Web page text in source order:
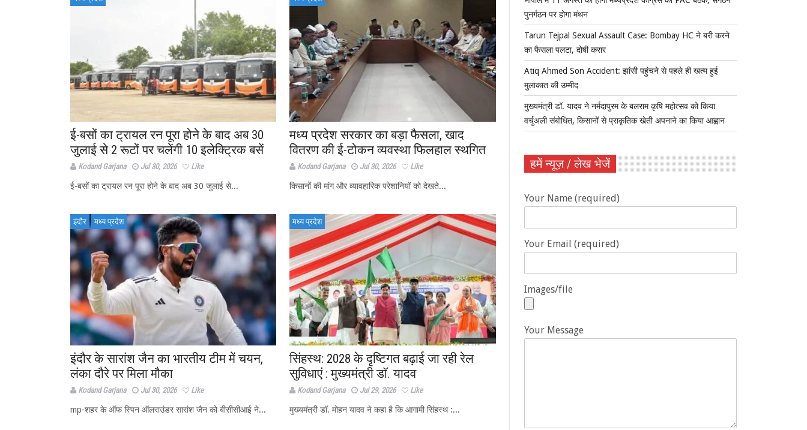
ई-बसों का ट्रायल रन पूरा होने के बाद अब 30
जुलाई से 2 रूटों पर चलेंगी 10 इलेक्ट्रिक बसें
Kodand Garjana Jul 30, 2026 Like
ई-बसों का ट्रायल रन पूरा होने के बाद अब 30 जुलाई से...
मध्य प्रदेश सरकार का बड़ा फैसला, खाद
वितरण की ई-टोकन व्यवस्था फिलहाल स्थगित
Kodand Garjana Jul 30, 2026 Like
किसानों की मांग और व्यावहारिक परेशानियों को देखते...
इंदौर मध्य प्रदेश
इंदौर के सारांश जैन का भारतीय टीम में चयन,
लंका दौरे पर मिला मौका
Kodand Garjana Jul 30, 2026 Like
mp-शहर के ऑफ स्पिन ऑलराउंडर सारांश जैन को बीसीसीआई ने...
मध्य प्रदेश
सिंहस्थ: 2028 के दृष्टिगत बढ़ाई जा रही रेल
सुविधाएं : मुख्यमंत्री डॉ. यादव
Kodand Garjana Jul 29, 2026 Like
मुख्यमंत्री डॉ. मोहन यादव ने कहा है कि आगामी सिंहस्थ :...
पुनर्गठन पर होगा मंथन
Tarun Tejpal Sexual Assault Case: Bombay HC ने बरी करने
का फैसला पलटा, दोषी करार
Atiq Ahmed Son Accident: झांसी पहुंचने से पहले ही खत्म हुई
मुलाकात की उम्मीद
मुख्यमंत्री डॉ. यादव ने नर्मदापुरम के बलराम कृषि महोत्सव को किया
वर्चुअली संबोधित, किसानों से प्राकृतिक खेती अपनाने का किया आह्वान
हमें न्यूज़ / लेख भेजें
Your Name (required)
Your Email (required)
Images/file
Your Message